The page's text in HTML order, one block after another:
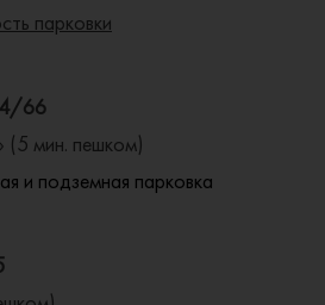
парковки
66
(5 мин. пешком)
и подземная парковка